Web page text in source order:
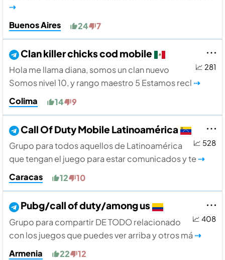
⇢
Buenos Aires
24 7
📈 281
Clan killer chicks cod mobile
Hola me llama diana, somos un clan nuevo
Somos nivel 10, y rango maestro 5 Estamos recl ⇢
Colima
14 9
📈 528
Call Of Duty Mobile Latinoamérica
Grupo para todos aquellos de Latinoamérica
que tengan el juego para estar comunicados y te ⇢
Caracas
12 10
📈 408
Pubg/call of duty/among us
Grupo para compartir DE TODO relacionado
con los juegos que puedes ver arriba y otros má ⇢
Armenia
22 12